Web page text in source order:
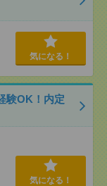
気になる！
験OK！内定
気になる！